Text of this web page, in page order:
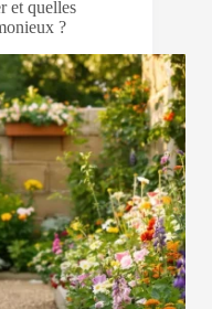
et quelles
?